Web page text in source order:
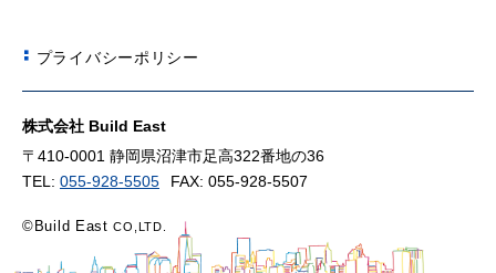
プライバシーポリシー
株式会社 Build East
〒410-0001 静岡県沼津市足高322番地の36
TEL: 055-928-5505 FAX: 055-928-5507
©Build EastCO,LTD.